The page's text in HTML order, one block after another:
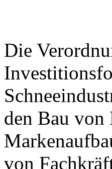
Die
den Bau von
von